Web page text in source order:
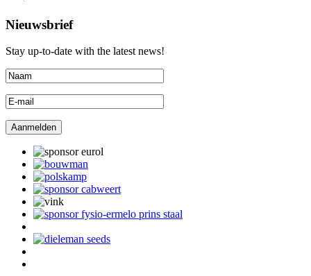
Nieuwsbrief
Stay up-to-date with the latest news!